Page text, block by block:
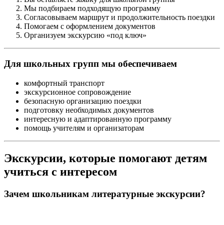
Мы подбираем подходящую программу
Согласовываем маршрут и продолжительность поездки
Помогаем с оформлением документов
Организуем экскурсию «под ключ»
Для школьных групп мы обеспечиваем
комфортный транспорт
экскурсионное сопровождение
безопасную организацию поездки
подготовку необходимых документов
интересную и адаптированную программу
помощь учителям и организаторам
Экскурсии, которые помогают детям
учиться с интересом
Зачем школьникам литературные экскурсии?